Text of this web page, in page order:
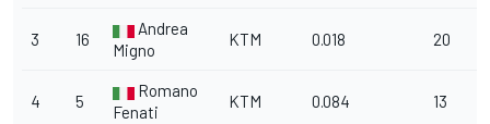
3 16
Andrea
Migno
KTM 0.018 20
4 5
Romano
Fenati
KTM 0.084 13